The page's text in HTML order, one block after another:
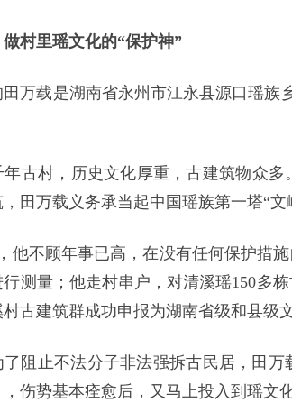
村里瑶文化的“保护神”
田万载是湖南省永州市江永县源口瑶族
古村，历史文化厚重，古建筑物众
田万载义务承当起中国瑶族第一塔“文
他不顾年事已高，在没有任何保护措
测量；他走村串户，对清溪瑶150多
古建筑群成功申报为湖南省级和县级
了阻止不法分子非法强拆古民居，田
伤势基本痊愈后，又马上投入到瑶文